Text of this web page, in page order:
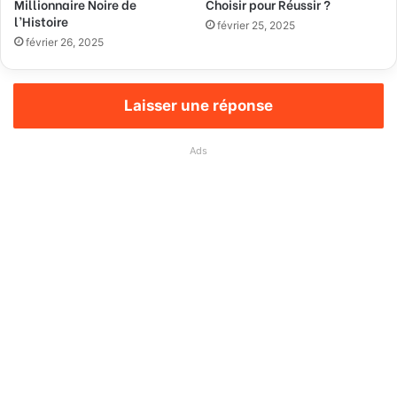
Millionnaire Noire de
l’Histoire
février 26, 2025
Choisir pour Réussir ?
février 25, 2025
Laisser une réponse
Ads